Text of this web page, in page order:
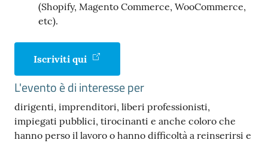
(Shopify, Magento Commerce, WooCommerce,
etc).
Iscriviti qui
L'evento è di interesse per
dirigenti, imprenditori, liberi professionisti,
impiegati pubblici, tirocinanti e anche coloro che
hanno perso il lavoro o hanno difficoltà a reinserirsi e